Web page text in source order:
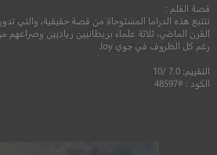
قصة الفلم :
تتتبع هذه الدراما المستوحاة من قصة حقيقية، والتي
القرن الماضي، ثلاثة علماء بريطانيين رياديين
رغم كل الظروف في جوي Joy
التقييم: 7.0 /10
الكود : #48597